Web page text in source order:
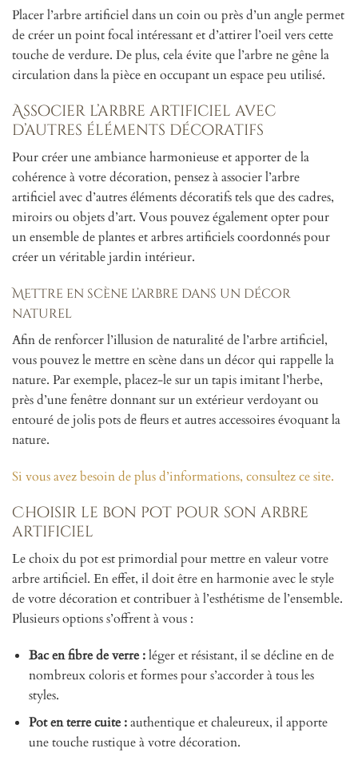
Placer l’arbre artificiel dans un coin ou près d’un angle permet
de créer un point focal intéressant et d’attirer l’oeil vers cette
touche de verdure. De plus, cela évite que l’arbre ne gêne la
circulation dans la pièce en occupant un espace peu utilisé.
Associer l’arbre artificiel avec
d’autres éléments décoratifs
Pour créer une ambiance harmonieuse et apporter de la
cohérence à votre décoration, pensez à associer l’arbre
artificiel avec d’autres éléments décoratifs tels que des cadres,
miroirs ou objets d’art. Vous pouvez également opter pour
un ensemble de plantes et arbres artificiels coordonnés pour
créer un véritable jardin intérieur.
Mettre en scène l’arbre dans un décor
naturel
Afin de renforcer l’illusion de naturalité de l’arbre artificiel,
vous pouvez le mettre en scène dans un décor qui rappelle la
nature. Par exemple, placez-le sur un tapis imitant l’herbe,
près d’une fenêtre donnant sur un extérieur verdoyant ou
entouré de jolis pots de fleurs et autres accessoires évoquant la
nature.
Si vous avez besoin de plus d’informations, consultez ce site.
Choisir le bon pot pour son arbre
artificiel
Le choix du pot est primordial pour mettre en valeur votre
arbre artificiel. En effet, il doit être en harmonie avec le style
de votre décoration et contribuer à l’esthétisme de l’ensemble.
Plusieurs options s’offrent à vous :
Bac en fibre de verre :léger et résistant, il se décline en de
nombreux coloris et formes pour s’accorder à tous les
styles.
Pot en terre cuite :authentique et chaleureux, il apporte
une touche rustique à votre décoration.